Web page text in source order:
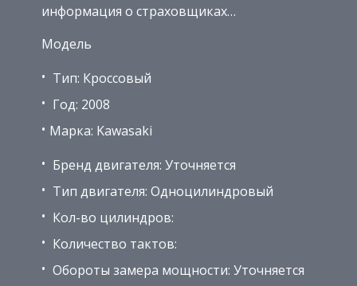
информация о страховщиках…
Модель
Тип: Кроссовый
Год: 2008
Марка: Kawasaki
Бренд двигателя: Уточняется
Тип двигателя: Одноцилиндровый
Кол-во цилиндров:
Количество тактов:
Обороты замера мощности: Уточняется